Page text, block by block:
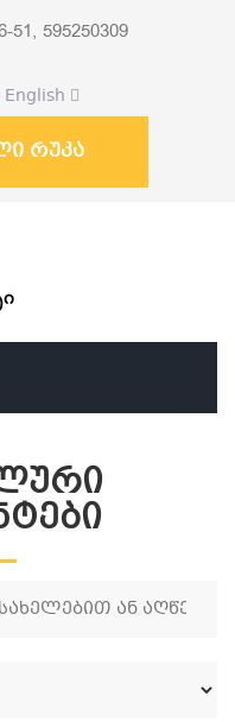
51, 595250309
English
რუკა